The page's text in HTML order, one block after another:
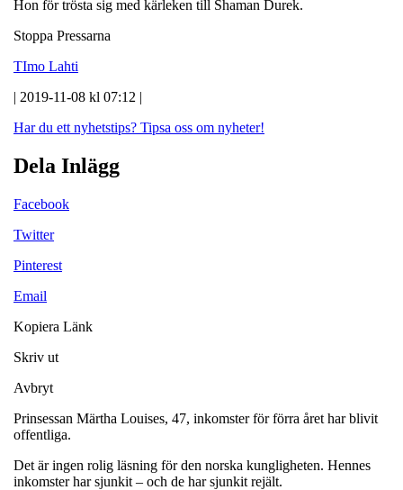
Hon för trösta sig med kärleken till Shaman Durek.
Stoppa Pressarna
TImo Lahti
| 2019-11-08 kl 07:12 |
Har du ett nyhetstips? Tipsa oss om nyheter!
Dela Inlägg
Facebook
Twitter
Pinterest
Email
Kopiera Länk
Skriv ut
Avbryt
Prinsessan Märtha Louises, 47, inkomster för förra året har blivit
offentliga.
Det är ingen rolig läsning för den norska kungligheten. Hennes
inkomster har sjunkit – och de har sjunkit rejält.